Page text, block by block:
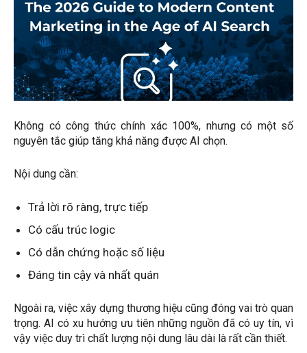
Không có công thức chính xác 100%, nhưng có một số
nguyên tắc giúp tăng khả năng được AI chọn.
Nội dung cần:
Trả lời rõ ràng, trực tiếp
Có cấu trúc logic
Có dẫn chứng hoặc số liệu
Đáng tin cậy và nhất quán
Ngoài ra, việc xây dựng thương hiệu cũng đóng vai trò quan
trọng. AI có xu hướng ưu tiên những nguồn đã có uy tín, vì
vậy việc duy trì chất lượng nội dung lâu dài là rất cần thiết.